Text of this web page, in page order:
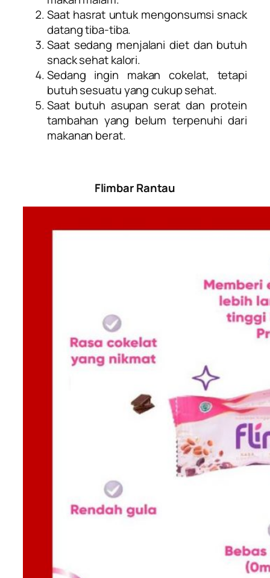
Saat hasrat untuk mengonsumsi snack
datang tiba-tiba.
Saat sedang menjalani diet dan butuh
snack sehat kalori.
Sedang ingin makan cokelat, tetapi
butuh sesuatu yang cukup sehat.
Saat butuh asupan serat dan protein
tambahan yang belum terpenuhi dari
makanan berat.
Flimbar Rantau